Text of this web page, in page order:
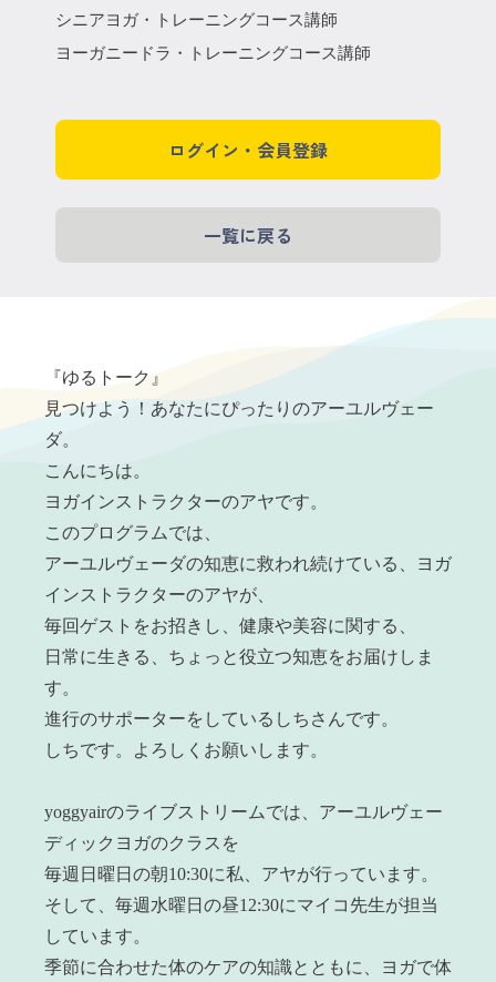
シニアヨガ・トレーニングコース講師
ヨーガニードラ・トレーニングコース講師
ログイン・会員登録
一覧に戻る
『ゆるトーク』
見つけよう！あなたにぴったりのアーユルヴェー
ダ。
こんにちは。
ヨガインストラクターのアヤです。
このプログラムでは、
アーユルヴェーダの知恵に救われ続けている、ヨガ
インストラクターのアヤが、
毎回ゲストをお招きし、健康や美容に関する、
日常に生きる、ちょっと役立つ知恵をお届けしま
す。
進行のサポーターをしているしちさんです。
しちです。よろしくお願いします。
yoggyairのライブストリームでは、アーユルヴェー
ディックヨガのクラスを
毎週日曜日の朝10:30に私、アヤが行っています。
そして、毎週水曜日の昼12:30にマイコ先生が担当
しています。
季節に合わせた体のケアの知識とともに、ヨガで体